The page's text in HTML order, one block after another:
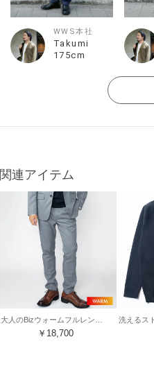
WWS本社
Takumi
175cm
関連アイテム
￥18,700